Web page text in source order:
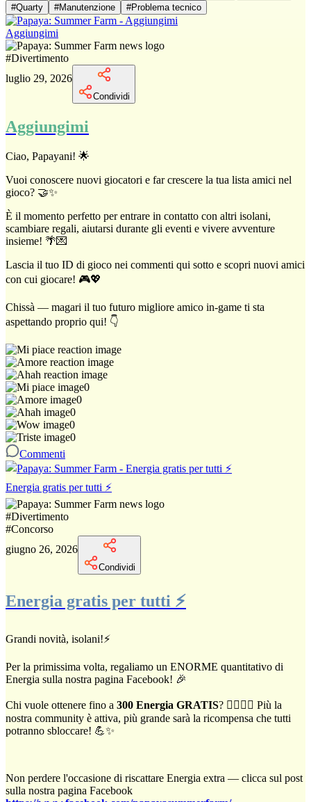
#Quarty #Manutenzione #Problema tecnico
Aggiungimi
#Divertimento
luglio 29, 2026
Condividi
Aggiungimi
Ciao, Papayani! 🌟
Vuoi conoscere nuovi giocatori e far crescere la tua lista amici nel
gioco? 🤝✨
È il momento perfetto per entrare in contatto con altri isolani,
scambiare regali, aiutarsi durante gli eventi e vivere avventure
insieme! 🌴💌
Lascia il tuo ID di gioco nei commenti qui sotto e scopri nuovi amici
con cui giocare! 🎮💖
Chissà — magari il tuo futuro migliore amico in-game ti sta
aspettando proprio qui! 👇
0
0
0
0
0
Commenti
Energia gratis per tutti ⚡
#Divertimento
#Concorso
giugno 26, 2026
Condividi
Energia gratis per tutti ⚡
Grandi novità, isolani!⚡
Per la primissima volta, regaliamo un ENORME quantitativo di
Energia sulla nostra pagina Facebook! 🎉
Chi vuole ottenere fino a 300 Energia GRATIS? 🙋‍♀️🙋‍♂️ Più la
nostra community è attiva, più grande sarà la ricompensa che tutti
potranno sbloccare! 💪✨
Non perdere l'occasione di riscattare Energia extra — clicca sul post
sulla nostra pagina Facebook